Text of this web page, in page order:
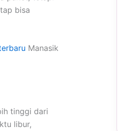
bisa
Manasik
tinggi dari
libur,